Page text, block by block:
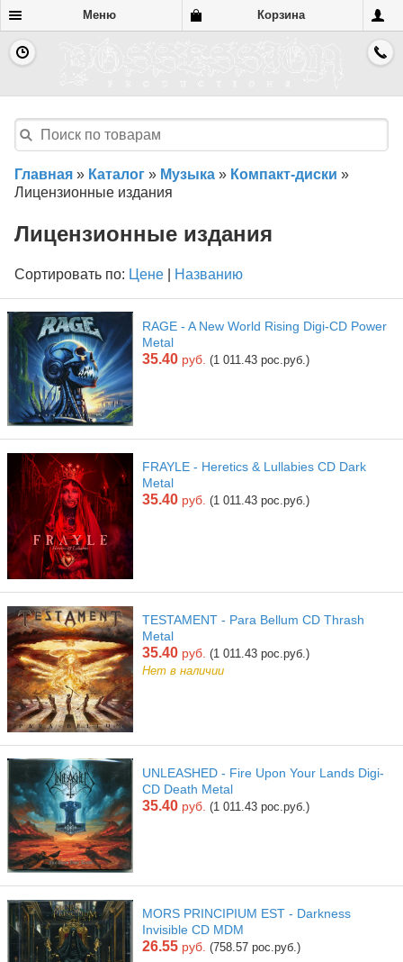
Меню Корзина
Главная » Каталог » Музыка » Компакт-диски »
Лицензионные издания
Лицензионные издания
Сортировать по: Цене Названию
RAGE - A New World Rising Digi-CD Power
Metal
35.40 руб. (1 011.43 рос.руб.)
FRAYLE - Heretics & Lullabies CD Dark
Metal
35.40 руб. (1 011.43 рос.руб.)
TESTAMENT - Para Bellum CD Thrash
Metal
35.40 руб. (1 011.43 рос.руб.)
Нет в наличии
UNLEASHED - Fire Upon Your Lands Digi-
CD Death Metal
35.40 руб. (1 011.43 рос.руб.)
MORS PRINCIPIUM EST - Darkness
Invisible CD MDM
26.55 руб. (758.57 рос.руб.)